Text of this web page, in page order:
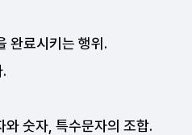
완료시키는 행위.
숫자, 특수문자의 조합.